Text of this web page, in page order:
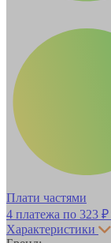
Плати частями
4 платежа по 323 ₽
Характеристики